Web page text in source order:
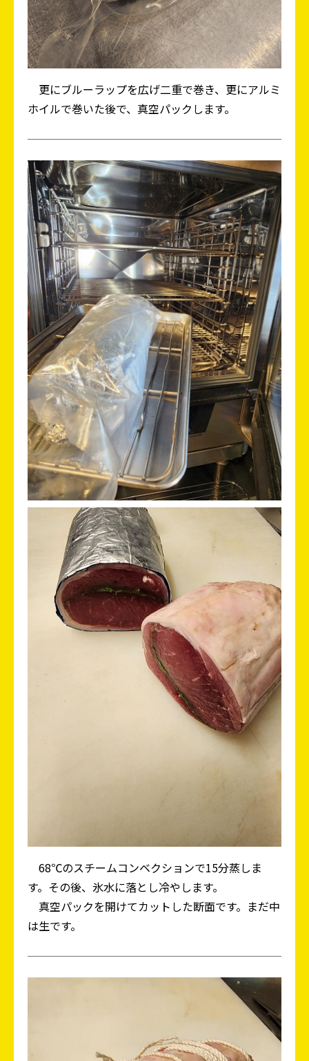
更にブルーラップを広げ二重で巻き、更にアルミ
ホイルで巻いた後で、真空パックします。
68℃のスチームコンベクションで15分蒸しま
す。その後、氷水に落とし冷やします。
真空パックを開けてカットした断面です。まだ中
は生です。